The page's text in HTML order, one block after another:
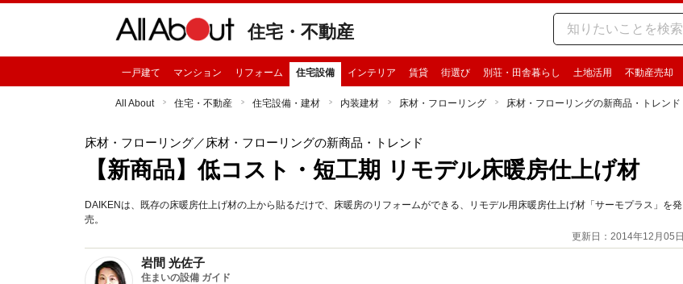
住宅・不動産
一戸建て マンション リフォーム 住宅設備 インテリア 賃貸 街選び 別荘・田舎暮らし 土地活用 不動産売却
All About 住宅・不動産 住宅設備・建材 内装建材 床材・フローリング 床材・フローリングの新商品・トレンド
床材・フローリング／床材・フローリングの新商品・トレンド
【新商品】低コスト・短工期 リモデル床暖房仕上げ材
DAIKENは、既存の床暖房仕上げ材の上から貼るだけで、床暖房のリフォームができる、リモデル用床暖房仕上げ材「サーモプラス」を発
売。
更新日：2014年12月05日
岩間 光佐子
住まいの設備 ガイド